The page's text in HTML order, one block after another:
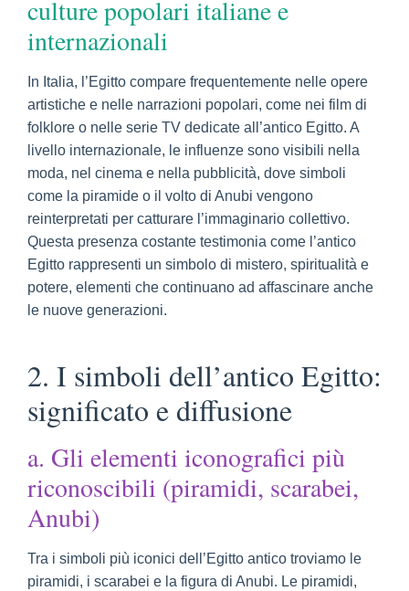
culture popolari italiane e
internazionali
In Italia, l’Egitto compare frequentemente nelle opere
artistiche e nelle narrazioni popolari, come nei film di
folklore o nelle serie TV dedicate all’antico Egitto. A
livello internazionale, le influenze sono visibili nella
moda, nel cinema e nella pubblicità, dove simboli
come la piramide o il volto di Anubi vengono
reinterpretati per catturare l’immaginario collettivo.
Questa presenza costante testimonia come l’antico
Egitto rappresenti un simbolo di mistero, spiritualità e
potere, elementi che continuano ad affascinare anche
le nuove generazioni.
2. I simboli dell’antico Egitto:
significato e diffusione
a. Gli elementi iconografici più
riconoscibili (piramidi, scarabei,
Anubi)
Tra i simboli più iconici dell’Egitto antico troviamo le
piramidi, i scarabei e la figura di Anubi. Le piramidi,